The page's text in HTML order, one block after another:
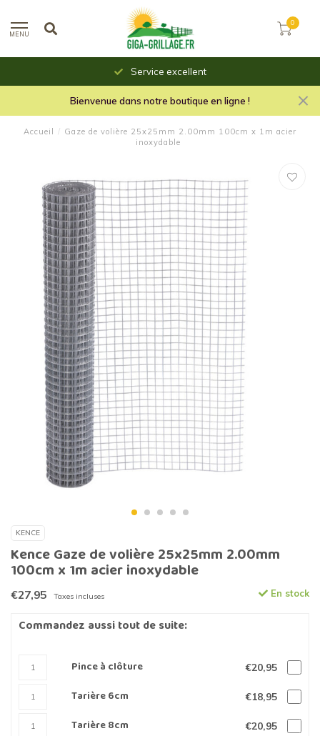
MENU
0
Service excellent
Bienvenue dans notre boutique en ligne !
Accueil / Gaze de volière 25x25mm 2.00mm 100cm x 1m acier
inoxydable
KENCE
Kence Gaze de volière 25x25mm 2.00mm
100cm x 1m acier inoxydable
€27,95 Taxes incluses En stock
Commandez aussi tout de suite:
Pince à clôture €20,95
Tarière 6cm €18,95
Tarière 8cm €20,95